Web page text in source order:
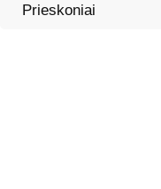
Prieskoniai